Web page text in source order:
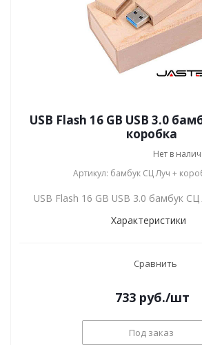
USB Flash 16 GB USB 3.0
коробка
Нет в
Артикул: бамбук СЦ Луч +
USB Flash 16 GB USB 3.0 бамбук
Характеристики
Сравнить
733руб./шт
Под заказ